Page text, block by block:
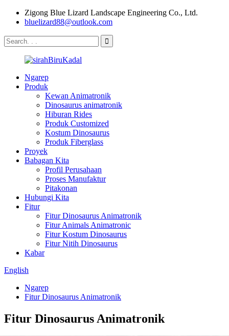
Zigong Blue Lizard Landscape Engineering Co., Ltd.
bluelizard88@outlook.com
Ngarep
Produk
Kewan Animatronik
Dinosaurus animatronik
Hiburan Rides
Produk Customized
Kostum Dinosaurus
Produk Fiberglass
Proyek
Babagan Kita
Profil Perusahaan
Proses Manufaktur
Pitakonan
Hubungi Kita
Fitur
Fitur Dinosaurus Animatronik
Fitur Animals Animatronic
Fitur Kostum Dinosaurus
Fitur Nitih Dinosaurus
Kabar
English
Ngarep
Fitur Dinosaurus Animatronik
Fitur Dinosaurus Animatronik